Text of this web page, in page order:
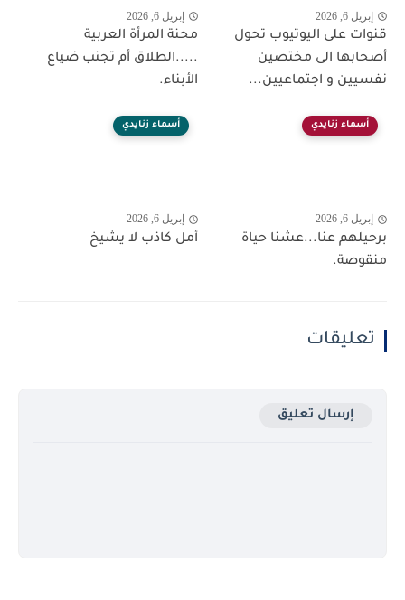
إبريل 6, 2026
قنوات على اليوتيوب تحول
أصحابها الى مختصين
نفسيين و اجتماعيين...
إبريل 6, 2026
محنة المرأة العربية
.....الطلاق أم تجنب ضياع
الأبناء.
أسماء زنايدي
إبريل 6, 2026
برحيلهم عنا...عشنا حياة
منقوصة.
أسماء زنايدي
إبريل 6, 2026
أمل كاذب لا يشيخ
تعليقات
إرسال تعليق